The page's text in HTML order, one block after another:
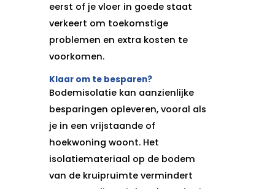
eerst of je vloer in goede staat
verkeert om toekomstige
problemen en extra kosten te
voorkomen.
Klaar om te besparen?
Bodemisolatie kan aanzienlijke
besparingen opleveren, vooral als
je in een vrijstaande of
hoekwoning woont. Het
isolatiemateriaal op de bodem
van de kruipruimte vermindert